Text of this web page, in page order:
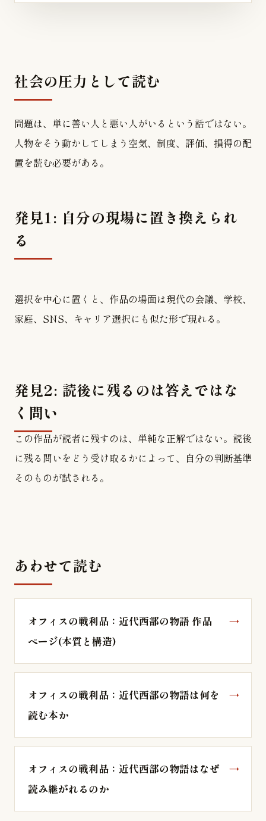
社会の圧力として読む
問題は、単に善い人と悪い人がいるという話ではない。
人物をそう動かしてしまう空気、制度、評価、損得の配
置を読む必要がある。
発見1: 自分の現場に置き換えられ
る
選択を中心に置くと、作品の場面は現代の会議、学校、
家庭、SNS、キャリア選択にも似た形で現れる。
発見2: 読後に残るのは答えではな
く問い
この作品が読者に残すのは、単純な正解ではない。読後
に残る問いをどう受け取るかによって、自分の判断基準
そのものが試される。
あわせて読む
オフィスの戦利品：近代西部の物語 作品
ページ(本質と構造)
オフィスの戦利品：近代西部の物語は何を
読む本か
オフィスの戦利品：近代西部の物語はなぜ
読み継がれるのか